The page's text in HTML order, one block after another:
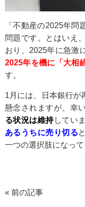
「不動産の2025年問
問題です。とはいえ
おり、2025年に急激
2025年を機に「大相
す。
1月には、日本銀行が
懸念されますが、幸
る状況は維持してい
あるうちに売り切る
一つの選択肢になって
« 前の記事